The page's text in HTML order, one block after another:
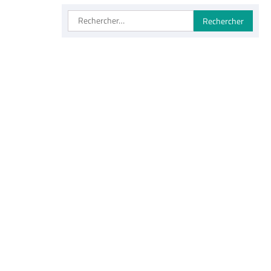
Rechercher :